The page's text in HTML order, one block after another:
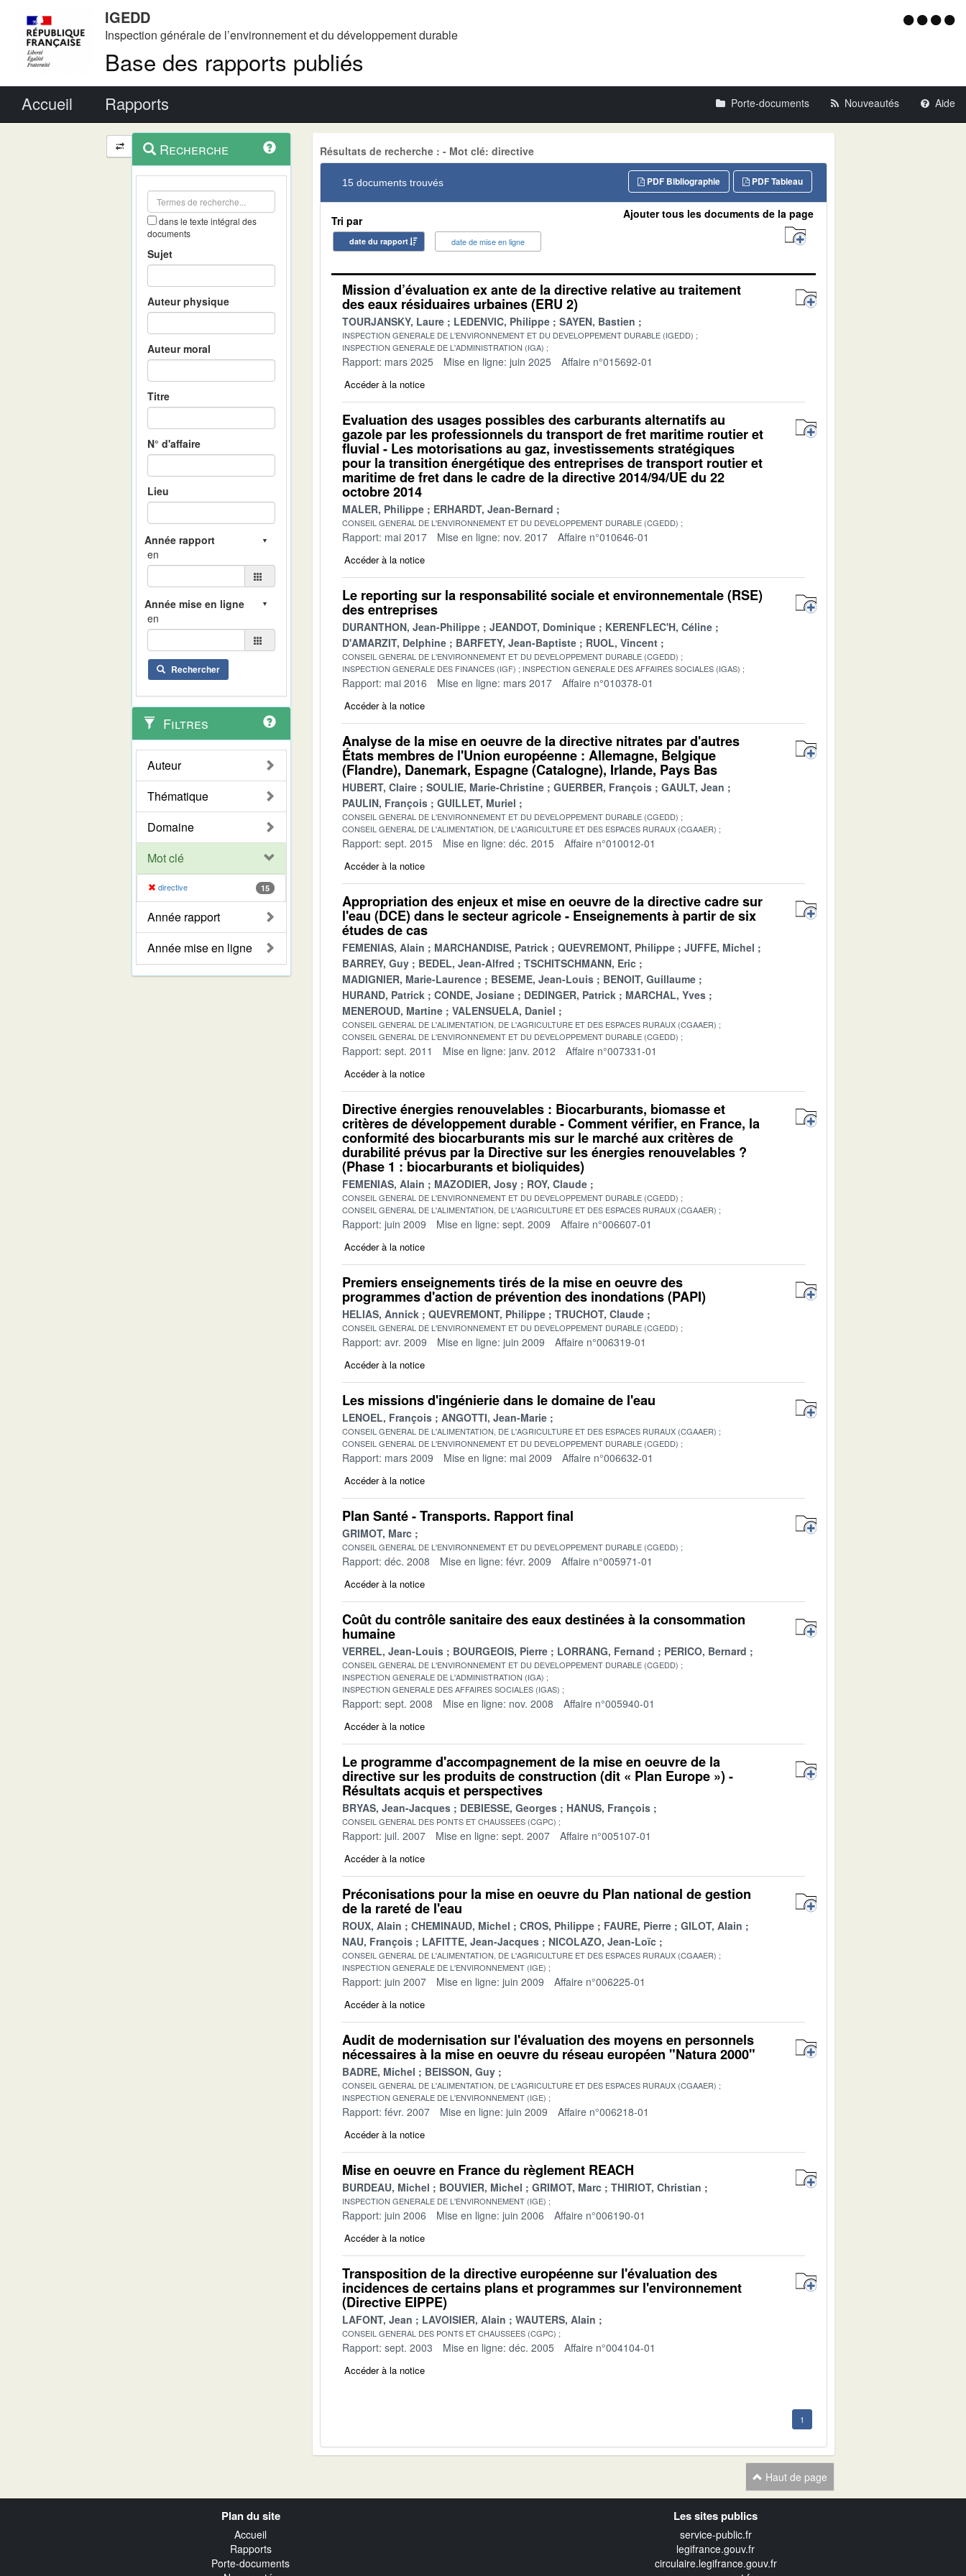
IGEDD
Inspection générale de l’environnement et du développement durable
Base des rapports publiés
Menu
Accueil Rapports Porte-documents Nouveautés Aide
Navigation
et
outils
contextuel
Recherche
dans le texte intégral des
documents
Sujet
Auteur physique
Auteur moral
Titre
N° d'affaire
Lieu
en
en
Rechercher
Filtres
Auteur
Thématique
Domaine
Mot clé
directive 15
Année rapport
Année mise en ligne
Résultats de recherche : - Mot clé: directive
15 documents trouvés PDF Tableau
PDF Bibliographie
Tri par
date du rapport date de mise en ligne
Ajouter tous les documents de la page
Mission d’évaluation ex ante de la directive relative au traitement
des eaux résiduaires urbaines (ERU 2)
TOURJANSKY, Laure LEDENVIC, Philippe SAYEN, Bastien
INSPECTION GENERALE DE L'ENVIRONNEMENT ET DU DEVELOPPEMENT DURABLE (IGEDD)
INSPECTION GENERALE DE L'ADMINISTRATION (IGA)
Rapport: mars 2025 Mise en ligne: juin 2025 Affaire n°015692-01
Accéder à la notice
Evaluation des usages possibles des carburants alternatifs au
gazole par les professionnels du transport de fret maritime routier et
fluvial - Les motorisations au gaz, investissements stratégiques
pour la transition énergétique des entreprises de transport routier et
maritime de fret dans le cadre de la directive 2014/94/UE du 22
octobre 2014
MALER, Philippe ERHARDT, Jean-Bernard
CONSEIL GENERAL DE L'ENVIRONNEMENT ET DU DEVELOPPEMENT DURABLE (CGEDD)
Rapport: mai 2017 Mise en ligne: nov. 2017 Affaire n°010646-01
Accéder à la notice
Le reporting sur la responsabilité sociale et environnementale (RSE)
des entreprises
DURANTHON, Jean-Philippe JEANDOT, Dominique
KERENFLEC'H, Céline
D'AMARZIT, Delphine
BARFETY, Jean-Baptiste RUOL, Vincent
CONSEIL GENERAL DE L'ENVIRONNEMENT ET DU DEVELOPPEMENT DURABLE (CGEDD)
INSPECTION GENERALE DES FINANCES (IGF)
INSPECTION GENERALE DES AFFAIRES SOCIALES (IGAS)
Rapport: mai 2016 Mise en ligne: mars 2017 Affaire n°010378-01
Accéder à la notice
Analyse de la mise en oeuvre de la directive nitrates par d'autres
États membres de l'Union européenne : Allemagne, Belgique
(Flandre), Danemark, Espagne (Catalogne), Irlande, Pays Bas
HUBERT, Claire SOULIE, Marie-Christine GUERBER, François
GAULT, Jean
PAULIN, François
GUILLET, Muriel
CONSEIL GENERAL DE L'ENVIRONNEMENT ET DU DEVELOPPEMENT DURABLE (CGEDD)
CONSEIL GENERAL DE L'ALIMENTATION, DE L'AGRICULTURE ET DES ESPACES RURAUX (CGAAER)
Rapport: sept. 2015 Mise en ligne: déc. 2015 Affaire n°010012-01
Accéder à la notice
Appropriation des enjeux et mise en oeuvre de la directive cadre sur
l'eau (DCE) dans le secteur agricole - Enseignements à partir de six
études de cas
FEMENIAS, Alain MARCHANDISE, Patrick QUEVREMONT, Philippe
JUFFE, Michel
BARREY, Guy
BEDEL, Jean-Alfred
TSCHITSCHMANN, Eric
MADIGNIER, Marie-Laurence
BESEME, Jean-Louis
BENOIT, Guillaume
HURAND, Patrick
CONDE, Josiane DEDINGER, Patrick
MARCHAL, Yves
MENEROUD, Martine
VALENSUELA, Daniel
CONSEIL GENERAL DE L'ALIMENTATION, DE L'AGRICULTURE ET DES ESPACES RURAUX (CGAAER)
CONSEIL GENERAL DE L'ENVIRONNEMENT ET DU DEVELOPPEMENT DURABLE (CGEDD)
Rapport: sept. 2011 Mise en ligne: janv. 2012 Affaire n°007331-01
Accéder à la notice
Directive énergies renouvelables : Biocarburants, biomasse et
critères de développement durable - Comment vérifier, en France, la
conformité des biocarburants mis sur le marché aux critères de
durabilité prévus par la Directive sur les énergies renouvelables ?
(Phase 1 : biocarburants et bioliquides)
FEMENIAS, Alain MAZODIER, Josy ROY, Claude
CONSEIL GENERAL DE L'ENVIRONNEMENT ET DU DEVELOPPEMENT DURABLE (CGEDD)
CONSEIL GENERAL DE L'ALIMENTATION, DE L'AGRICULTURE ET DES ESPACES RURAUX (CGAAER)
Rapport: juin 2009 Mise en ligne: sept. 2009 Affaire n°006607-01
Accéder à la notice
Premiers enseignements tirés de la mise en oeuvre des
programmes d'action de prévention des inondations (PAPI)
HELIAS, Annick QUEVREMONT, Philippe TRUCHOT, Claude
CONSEIL GENERAL DE L'ENVIRONNEMENT ET DU DEVELOPPEMENT DURABLE (CGEDD)
Rapport: avr. 2009 Mise en ligne: juin 2009 Affaire n°006319-01
Accéder à la notice
Les missions d'ingénierie dans le domaine de l'eau
LENOEL, François ANGOTTI, Jean-Marie
CONSEIL GENERAL DE L'ALIMENTATION, DE L'AGRICULTURE ET DES ESPACES RURAUX (CGAAER)
CONSEIL GENERAL DE L'ENVIRONNEMENT ET DU DEVELOPPEMENT DURABLE (CGEDD)
Rapport: mars 2009 Mise en ligne: mai 2009 Affaire n°006632-01
Accéder à la notice
Plan Santé - Transports. Rapport final
GRIMOT, Marc
CONSEIL GENERAL DE L'ENVIRONNEMENT ET DU DEVELOPPEMENT DURABLE (CGEDD)
Rapport: déc. 2008 Mise en ligne: févr. 2009 Affaire n°005971-01
Accéder à la notice
Coût du contrôle sanitaire des eaux destinées à la consommation
humaine
VERREL, Jean-Louis BOURGEOIS, Pierre LORRANG, Fernand PERICO, Bernard
CONSEIL GENERAL DE L'ENVIRONNEMENT ET DU DEVELOPPEMENT DURABLE (CGEDD)
INSPECTION GENERALE DE L'ADMINISTRATION (IGA)
INSPECTION GENERALE DES AFFAIRES SOCIALES (IGAS)
Rapport: sept. 2008 Mise en ligne: nov. 2008 Affaire n°005940-01
Accéder à la notice
Le programme d'accompagnement de la mise en oeuvre de la
directive sur les produits de construction (dit « Plan Europe ») -
Résultats acquis et perspectives
BRYAS, Jean-Jacques DEBIESSE, Georges HANUS, François
CONSEIL GENERAL DES PONTS ET CHAUSSEES (CGPC)
Rapport: juil. 2007 Mise en ligne: sept. 2007 Affaire n°005107-01
Accéder à la notice
Préconisations pour la mise en oeuvre du Plan national de gestion
de la rareté de l'eau
ROUX, Alain CHEMINAUD, Michel CROS, Philippe FAURE, Pierre
GILOT, Alain
NAU, François
LAFITTE, Jean-Jacques NICOLAZO, Jean-Loïc
CONSEIL GENERAL DE L'ALIMENTATION, DE L'AGRICULTURE ET DES ESPACES RURAUX (CGAAER)
INSPECTION GENERALE DE L'ENVIRONNEMENT (IGE)
Rapport: juin 2007 Mise en ligne: juin 2009 Affaire n°006225-01
Accéder à la notice
Audit de modernisation sur l'évaluation des moyens en personnels
nécessaires à la mise en oeuvre du réseau européen "Natura 2000"
BADRE, Michel BEISSON, Guy
CONSEIL GENERAL DE L'ALIMENTATION, DE L'AGRICULTURE ET DES ESPACES RURAUX (CGAAER)
INSPECTION GENERALE DE L'ENVIRONNEMENT (IGE)
Rapport: févr. 2007 Mise en ligne: juin 2009 Affaire n°006218-01
Accéder à la notice
Mise en oeuvre en France du règlement REACH
BURDEAU, Michel BOUVIER, Michel GRIMOT, Marc THIRIOT, Christian
INSPECTION GENERALE DE L'ENVIRONNEMENT (IGE)
Rapport: juin 2006 Mise en ligne: juin 2006 Affaire n°006190-01
Accéder à la notice
Transposition de la directive européenne sur l'évaluation des
incidences de certains plans et programmes sur l'environnement
(Directive EIPPE)
LAFONT, Jean LAVOISIER, Alain WAUTERS, Alain
CONSEIL GENERAL DES PONTS ET CHAUSSEES (CGPC)
Rapport: sept. 2003 Mise en ligne: déc. 2005 Affaire n°004104-01
Accéder à la notice
1
Haut de page
Plan du site
Accueil
Rapports
Porte-documents
Les sites publics
service-public.fr
legifrance.gouv.fr
circulaire.legifrance.gouv.fr